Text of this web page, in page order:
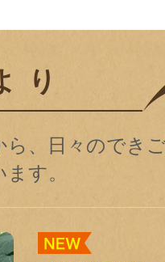
り
ら、⽇々のでき
す。